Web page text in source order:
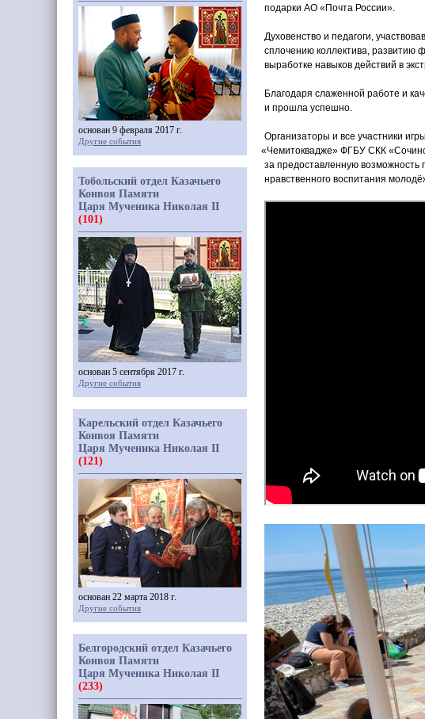
подарки АО «Почта России».
Духовенство и педагоги,
сплочению коллектива, развитию
выработке навыков действий в
Благодаря слаженной работе и
и прошла успешно.
Организаторы и все участники игры
«Чемитоквадже» ФГБУ СКК
за предоставленную возможность
нравственного воспитания
основан 9 февраля 2017 г.
Другие события
Тобольский отдел Казачьего
Конвоя Памяти
Царя Мученика Николая II
(101)
основан 5 сентября 2017 г.
Другие события
Карельский отдел Казачьего
Конвоя Памяти
Царя Мученика Николая II
(121)
основан 22 марта 2018 г.
Другие события
Белгородский отдел Казачьего
Конвоя Памяти
Царя Мученика Николая II
(233)